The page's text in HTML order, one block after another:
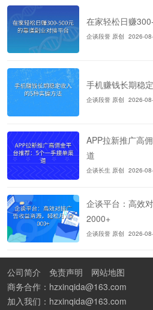
在家轻松日赚
企谈段誉 原创 2026-
手机赚钱长期稳
企谈段誉 原创 2026-
APP拉新推广高
道
企谈长生 原创 2026-
企谈平台：高效
2000+
企谈段誉 原创 2026-
公司简介 免责声明
网站地图
商务合作：hzxinqida@163.com
加入我们：hzxinqida@163.com